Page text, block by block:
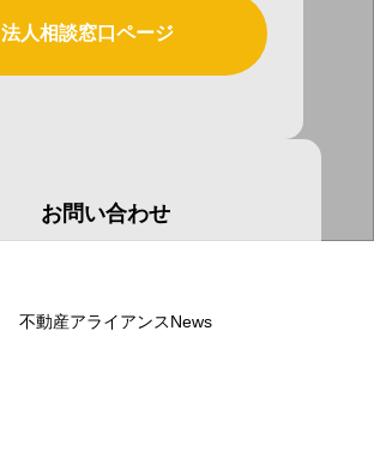
法人相談窓口ページ
お問い合わせ
お問い合わせページ